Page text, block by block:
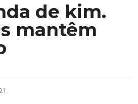
de kim.
mantêm